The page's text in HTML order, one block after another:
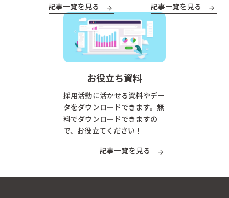
記事一覧を見る
記事一覧を見る
お役立ち資料
採用活動に活かせる資料やデー
タをダウンロードできます。無
料でダウンロードできますの
で、お役立てください！
記事一覧を見る